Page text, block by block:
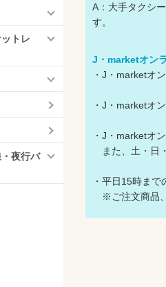
トレ
夜行バ
A：大手タクシ
す。
J・marketオン
・J・marketオ
・J・marketオ
・J・marketオ
また、土・日
・平日15時ま
※ご注文商品、